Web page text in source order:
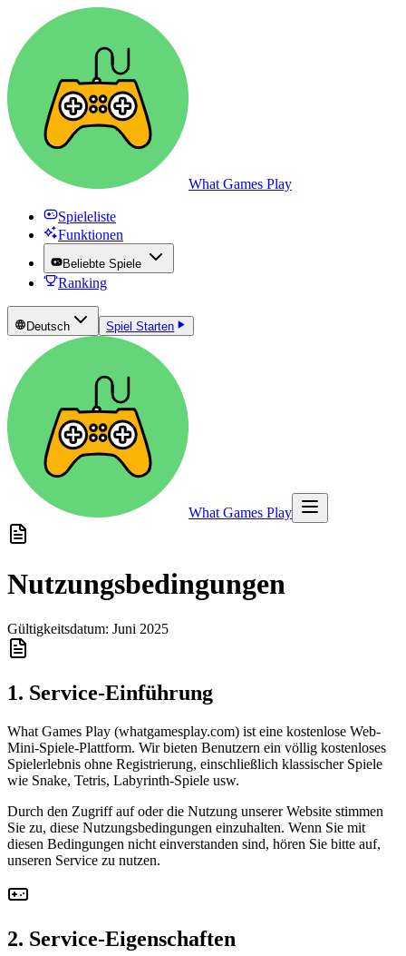
What Games Play
Spieleliste
Funktionen
Beliebte Spiele
Ranking
Deutsch Spiel Starten
What Games Play
Nutzungsbedingungen
Gültigkeitsdatum: Juni 2025
1. Service-Einführung
What Games Play (whatgamesplay.com) ist eine kostenlose Web-
Mini-Spiele-Plattform. Wir bieten Benutzern ein völlig kostenloses
Spielerlebnis ohne Registrierung, einschließlich klassischer Spiele
wie Snake, Tetris, Labyrinth-Spiele usw.
Durch den Zugriff auf oder die Nutzung unserer Website stimmen
Sie zu, diese Nutzungsbedingungen einzuhalten. Wenn Sie mit
diesen Bedingungen nicht einverstanden sind, hören Sie bitte auf,
unseren Service zu nutzen.
2. Service-Eigenschaften